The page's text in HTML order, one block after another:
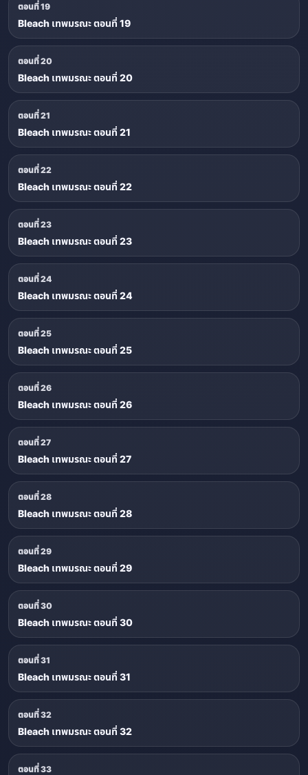
ตอนที่ 19
Bleach เทพมรณะ ตอนที่ 19
ตอนที่ 20
Bleach เทพมรณะ ตอนที่ 20
ตอนที่ 21
Bleach เทพมรณะ ตอนที่ 21
ตอนที่ 22
Bleach เทพมรณะ ตอนที่ 22
ตอนที่ 23
Bleach เทพมรณะ ตอนที่ 23
ตอนที่ 24
Bleach เทพมรณะ ตอนที่ 24
ตอนที่ 25
Bleach เทพมรณะ ตอนที่ 25
ตอนที่ 26
Bleach เทพมรณะ ตอนที่ 26
ตอนที่ 27
Bleach เทพมรณะ ตอนที่ 27
ตอนที่ 28
Bleach เทพมรณะ ตอนที่ 28
ตอนที่ 29
Bleach เทพมรณะ ตอนที่ 29
ตอนที่ 30
Bleach เทพมรณะ ตอนที่ 30
ตอนที่ 31
Bleach เทพมรณะ ตอนที่ 31
ตอนที่ 32
Bleach เทพมรณะ ตอนที่ 32
ตอนที่ 33